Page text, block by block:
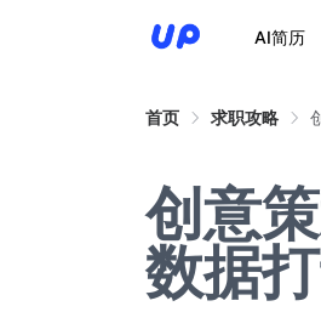
AI简历
首页 求职攻略
创意
数据